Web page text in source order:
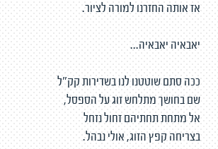
אז אותה החזרנו למורה לציור.
יאבאיה יאבאיה...
ככה סתם שוטטנו לנו בשדירות קק"ל
שם בחושך מתלחש זוג על הספסל,
אל מתחת תחתיהם זחול נזחל
בצריחה קפץ הזוג, אולי נבהל.